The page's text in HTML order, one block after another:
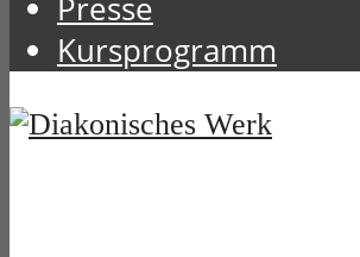
Presse
Kursprogramm